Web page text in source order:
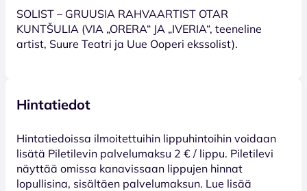
SOLIST – GRUUSIA RAHVAARTIST OTAR
KUNTŠULIA (VIA „ORERA“ JA „IVERIA“, teeneline
artist, Suure Teatri ja Uue Ooperi ekssolist).
Hintatiedot
Hinta­tiedoissa ilmoitettuihin lippuhintoihin voidaan
lisätä Piletilevin palvelumaksu 2 € / lippu. Piletilevi
näyttää omissa kanavissaan lippujen hinnat
lopullisina, sisältäen palvelumaksun. Lue lisää